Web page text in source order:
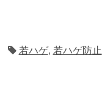
若ハゲ, 若ハゲ防止